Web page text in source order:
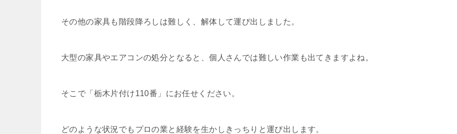
その他の家具も階段降ろしは難しく、解体して運び出しました。
大型の家具やエアコンの処分となると、個人さんでは難しい作業も出てきますよね。
そこで「栃木片付け110番」にお任せください。
どのような状況でもプロの業と経験を生かしきっちりと運び出します。